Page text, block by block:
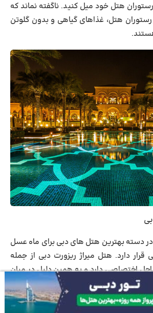
هتل خود میل کنید. ناگفته نماند که
هتل، غذاهای گیاهی و بدون گلوتن
در دسته بهترین هتل های دبی برای ماه عسل
قرار دارد. هتل میراژ ریزورت دبی از جمله
اختصاصی دارد و به همین دلیل در میان
است. در هتل شاتل فرودگاهی وجود
۸ کیلومتر با مرکز تجارت جهانی و مرکز خرید سیتی واک